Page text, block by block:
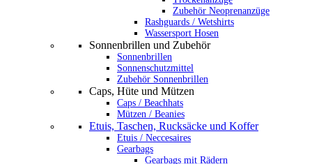
Zubehör Neoprenanzüge
Rashguards / Wetshirts
Wassersport Hosen
Sonnenbrillen und Zubehör
Sonnenbrillen
Sonnenschutzmittel
Zubehör Sonnenbrillen
Caps, Hüte und Mützen
Caps / Beachhats
Mützen / Beanies
Etuis, Taschen, Rucksäcke und Koffer
Etuis / Neccesaires
Gearbags
Gearbags mit Rädern